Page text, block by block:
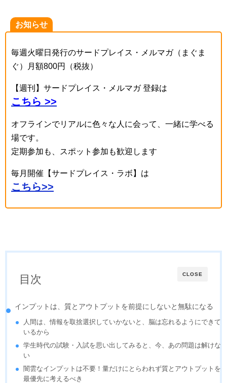
お知らせ
毎週火曜日発行のサードプレイス・メルマガ（まぐま
ぐ）月額800円（税抜）
【週刊】サードプレイス・メルマガ 登録は
こちら >>
オフラインでリアルに色々な人に会って、一緒に学べる
場です。
定期参加も、スポット参加も歓迎します
毎月開催【サードプレイス・ラボ】は
こちら>>
CLOSE
目次
インプットは、質とアウトプットを前提にしないと無駄になる
人間は、情報を取捨選択していかないと、脳は忘れるようにできて
いるから
学生時代の試験・入試を思い出してみると、今、あの問題は解けな
い
闇雲なインプットは不要！量だけにとらわれず質とアウトプットを
最優先に考えるべき